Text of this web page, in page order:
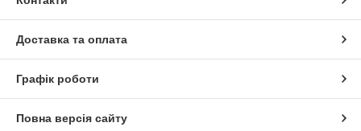
Доставка та оплата
Графік роботи
Повна версія сайту